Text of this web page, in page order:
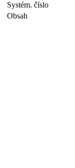
Systém. číslo
Obsah